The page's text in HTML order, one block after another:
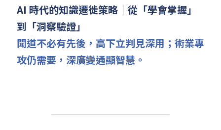
AI 時代的知識遷徙策略｜從「學會掌握」
到「洞察驗證」
聞道不必有先後，高下立判見深用；術業專
攻仍需要，深廣變通顯智慧。